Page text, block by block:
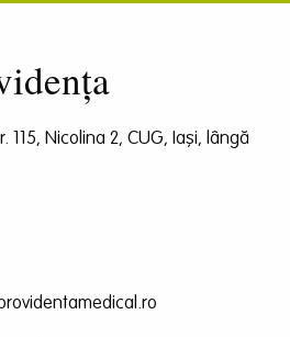
115, Nicolina 2, CUG, Iași, lângă